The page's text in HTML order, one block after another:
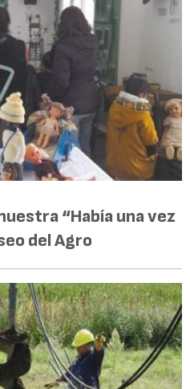
“Había una vez
del Agro